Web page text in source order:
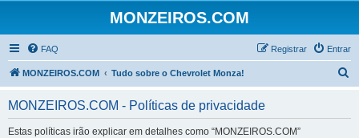
MONZEIROS.COM
FAQ Entrar
Registrar
MONZEIROS.COM Tudo sobre o Chevrolet Monza!
MONZEIROS.COM - Políticas de privacidade
Estas políticas irão explicar em detalhes como “MONZEIROS.COM”